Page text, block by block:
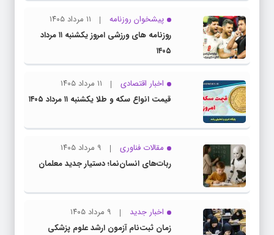
پیشخوان روزنامه
۱۱ مرداد ۱۴۰۵
روزنامه های ورزشی امروز یکشنبه ۱۱ مرداد
۱۴۰۵
اخبار اقتصادی
۱۱ مرداد ۱۴۰۵
قیمت انواع سکه و طلا یکشنبه ۱۱ مرداد ۱۴۰۵
مقالات فناوری
۹ مرداد ۱۴۰۵
ربات‌های انسان‌نما؛ دستیار جدید معلمان
اخبار جدید
۹ مرداد ۱۴۰۵
زمان ثبت‌نام آزمون ارشد علوم پزشکی